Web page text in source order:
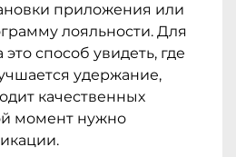
приложения или
лояльности. Для
способ увидеть, где
удержание,
качественных
момент нужно